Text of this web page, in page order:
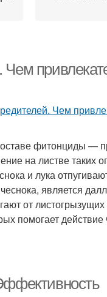
фитонциды —
на листве таких
и лука
является
от
помогает действие